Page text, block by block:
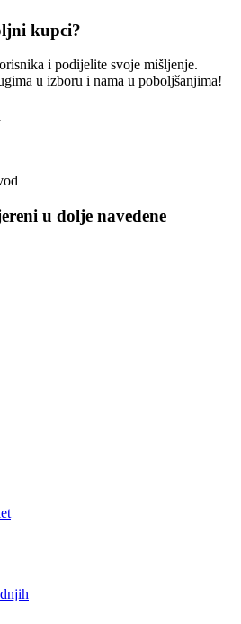
kupci?
i podijelite svoje mišljenje.
u izboru i nama u poboljšanjima!
u dolje navedene